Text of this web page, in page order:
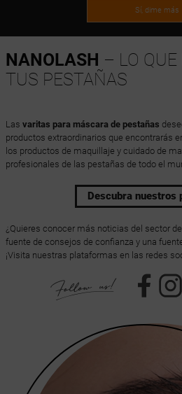
Sí, dime más
NANOLASH – LO
TUS PESTAÑAS
Las varitas para máscara de pestañas
productos extraordinarios que encontrarás
los productos de maquillaje y cuidado de
profesionales de las pestañas de todo el
Descubra nuestros
¿Quieres conocer más noticias del sector
fuente de consejos de confianza y una
¡Visita nuestras plataformas en las redes